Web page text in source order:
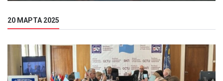
20 МАРТА 2025